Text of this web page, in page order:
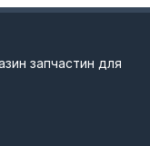
запчастин для